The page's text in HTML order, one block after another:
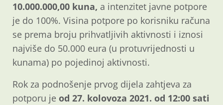
10.000.000,00 kuna, a intenzitet javne potpore
je do 100%. Visina potpore po korisniku računa
se prema broju prihvatljivih aktivnosti i iznosi
najviše do 50.000 eura (u protuvrijednosti u
kunama) po pojedinoj aktivnosti.
Rok za podnošenje prvog dijela zahtjeva za
potporu je od 27. kolovoza 2021. od 12:00 sati